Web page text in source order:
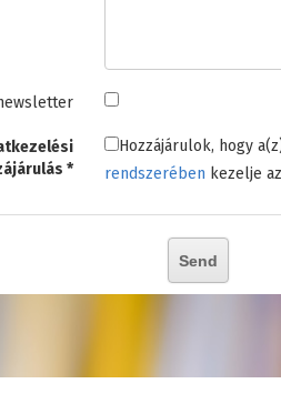
Hozzájárulok, hogy
rendszerében kezelje